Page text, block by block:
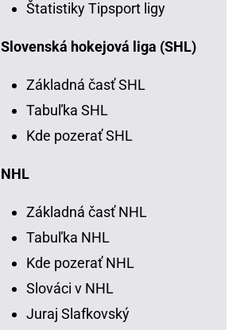
Štatistiky Tipsport ligy
Slovenská hokejová liga (SHL)
Základná časť SHL
Tabuľka SHL
Kde pozerať SHL
NHL
Základná časť NHL
Tabuľka NHL
Kde pozerať NHL
Slováci v NHL
Juraj Slafkovský